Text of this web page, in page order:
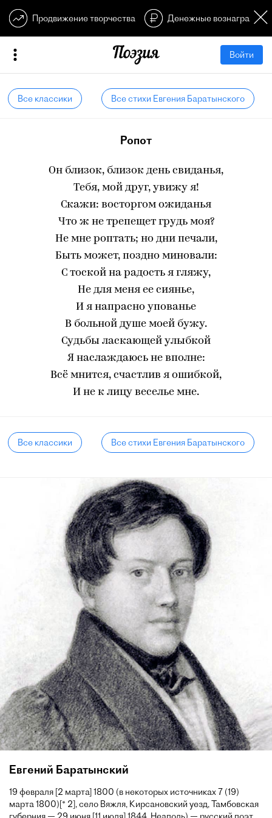
Продвижение творчества Денежные
Войти
Все классики Все стихи Евгения Баратынского
Ропот
Он близок, близок день свиданья,
Тебя, мой друг, увижу я!
Скажи: восторгом ожиданья
Что ж не трепещет грудь моя?
Не мне роптать; но дни печали,
Быть может, поздно миновали:
С тоской на радость я гляжу,
Не для меня ее сиянье,
И я напрасно упованье
В больной душе моей бужу.
Судьбы ласкающей улыбкой
Я наслаждаюсь не вполне:
Всё мнится, счастлив я ошибкой,
И не к лицу веселье мне.
Все классики Все стихи Евгения Баратынского
Евгений Баратынский
19 февраля [2 марта] 1800 (в некоторых источниках 7 (19)
марта 1800)[* 2], село Вяжля, Кирсановский уезд, Тамбовская